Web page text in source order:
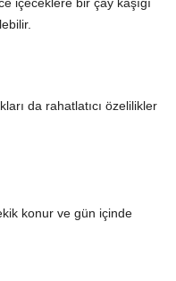
içeceklere bir çay kaşığı
da rahatlatıcı özelilikler
konur ve gün içinde